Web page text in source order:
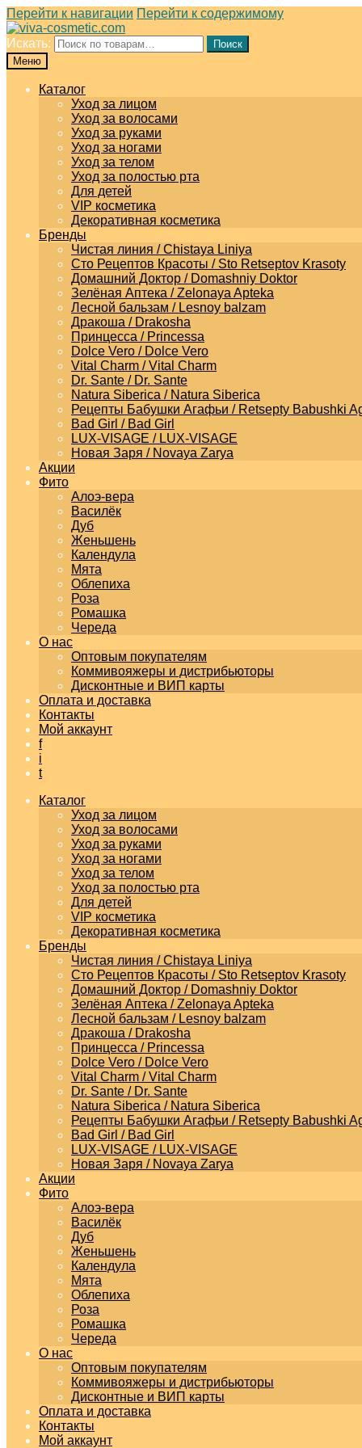
Перейти к навигации Перейти к содержимому
Искать:
Поиск
Меню
Каталог
Уход за лицом
Уход за волосами
Уход за руками
Уход за ногами
Уход за телом
Уход за полостью рта
Для детей
VIP косметика
Декоративная косметика
Бренды
Чистая линия / Chistaya Liniya
Сто Рецептов Красоты / Sto Retseptov Krasoty
Домашний Доктор / Domashniy Doktor
Зелёная Аптека / Zelonaya Apteka
Лесной бальзам / Lesnoy balzam
Дракоша / Drakosha
Принцесса / Princessa
Dolce Vero / Dolce Vero
Vital Charm / Vital Charm
Dr. Sante / Dr. Sante
Natura Siberica / Natura Siberica
Рецепты Бабушки Агафьи / Retsepty Babushki
Bad Girl / Bad Girl
LUX-VISAGE / LUX-VISAGE
Новая Заря / Novaya Zarya
Акции
Фито
Алоэ-вера
Василёк
Дуб
Женьшень
Календула
Мята
Облепиха
Роза
Ромашка
Череда
О нас
Оптовым покупателям
Коммивояжеры и дистрибьюторы
Дисконтные и ВИП карты
Оплата и доставка
Контакты
Мой аккаунт
f
i
t
Каталог
Уход за лицом
Уход за волосами
Уход за руками
Уход за ногами
Уход за телом
Уход за полостью рта
Для детей
VIP косметика
Декоративная косметика
Бренды
Чистая линия / Chistaya Liniya
Сто Рецептов Красоты / Sto Retseptov Krasoty
Домашний Доктор / Domashniy Doktor
Зелёная Аптека / Zelonaya Apteka
Лесной бальзам / Lesnoy balzam
Дракоша / Drakosha
Принцесса / Princessa
Dolce Vero / Dolce Vero
Vital Charm / Vital Charm
Dr. Sante / Dr. Sante
Natura Siberica / Natura Siberica
Рецепты Бабушки Агафьи / Retsepty Babushki
Bad Girl / Bad Girl
LUX-VISAGE / LUX-VISAGE
Новая Заря / Novaya Zarya
Акции
Фито
Алоэ-вера
Василёк
Дуб
Женьшень
Календула
Мята
Облепиха
Роза
Ромашка
Череда
О нас
Оптовым покупателям
Коммивояжеры и дистрибьюторы
Дисконтные и ВИП карты
Оплата и доставка
Контакты
Мой аккаунт